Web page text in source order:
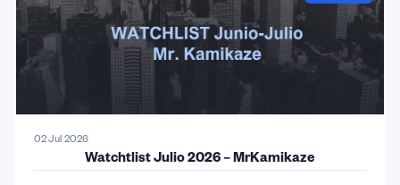
02 Jul 2026
Watchtlist Julio 2026 – MrKamikaze